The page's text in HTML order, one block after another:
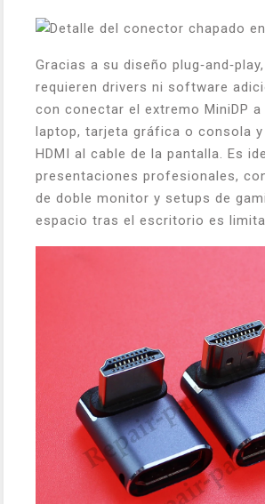
Gracias a su diseño
requieren drivers ni software
con conectar el extremo MiniDP a
laptop, tarjeta gráfica o consola y
HDMI al cable de la pantalla. Es
presentaciones profesionales,
de doble monitor y setups de
espacio tras el escritorio es